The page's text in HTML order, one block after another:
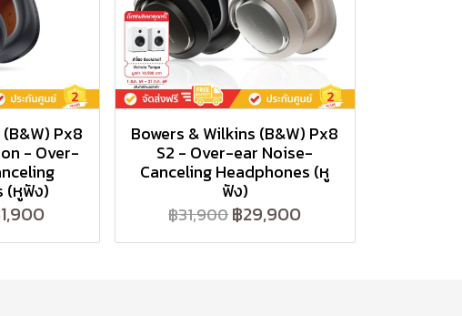
Px8
- Over-
(หูฟัง)
Bowers & Wilkins (B&W) Px8
S2 - Over-ear Noise-
Canceling Headphones (หู
ฟัง)
฿31,900฿29,900